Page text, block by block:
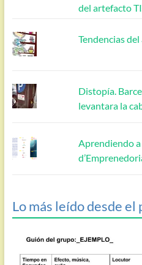
del artefacto
Tendencias
Distopía.
levantara la
Aprendiendo
Lo más leído desde